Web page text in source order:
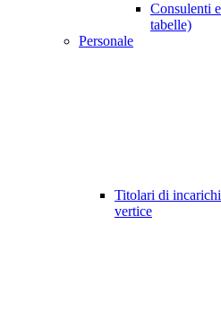
Consulenti
tabelle)
Personale
Titolari di
vertice